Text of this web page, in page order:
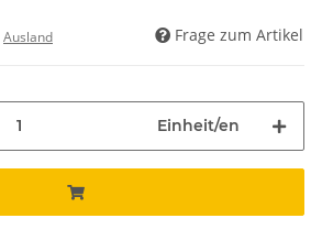
Ausland Frage zum Artikel
Einheit/en